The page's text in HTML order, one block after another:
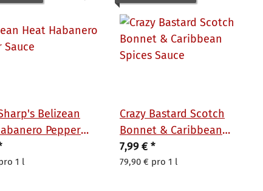
Belizean
Pepper
ml
1 l
Crazy Bastard Scotch
Bonnet & Caribbean
Spices Sauce 100 ml
7,99 €*
79,90 € pro 1 l